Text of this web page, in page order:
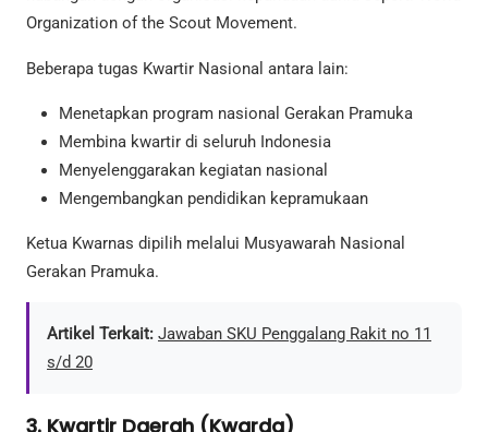
Organization of the Scout Movement.
Beberapa tugas Kwartir Nasional antara lain:
Menetapkan program nasional Gerakan Pramuka
Membina kwartir di seluruh Indonesia
Menyelenggarakan kegiatan nasional
Mengembangkan pendidikan kepramukaan
Ketua Kwarnas dipilih melalui Musyawarah Nasional
Gerakan Pramuka.
Artikel Terkait: Jawaban SKU Penggalang Rakit no 11
s/d 20
3. Kwartir Daerah (Kwarda)